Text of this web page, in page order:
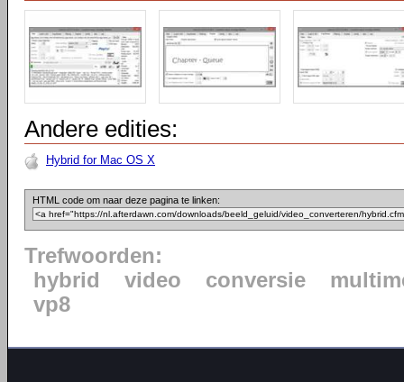
Andere edities:
Hybrid for Mac OS X
HTML code om naar deze pagina te linken:
Trefwoorden:
hybrid
video conversie
vp8